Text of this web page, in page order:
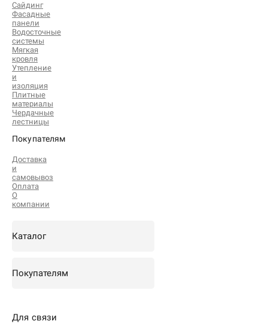
Сайдинг
Фасадные
панели
Водосточные
системы
Мягкая
кровля
Утепление
и
изоляция
Плитные
материалы
Чердачные
лестницы
Покупателям
Доставка
и
самовывоз
Оплата
О
компании
Каталог
Покупателям
Для связи